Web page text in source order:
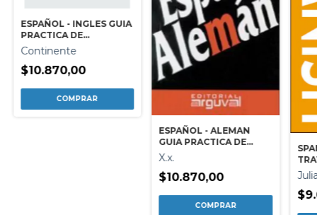
ESPAÑOL - INGLES GUIA
PRACTICA DE
CONVERSACION
Continente
$10.870,00
ESPAÑOL - ALEMAN
GUIA PRACTICA DE
CONVERSACION
X.x.
$10.870,00